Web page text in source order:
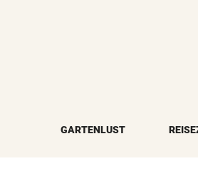
GARTENLUST